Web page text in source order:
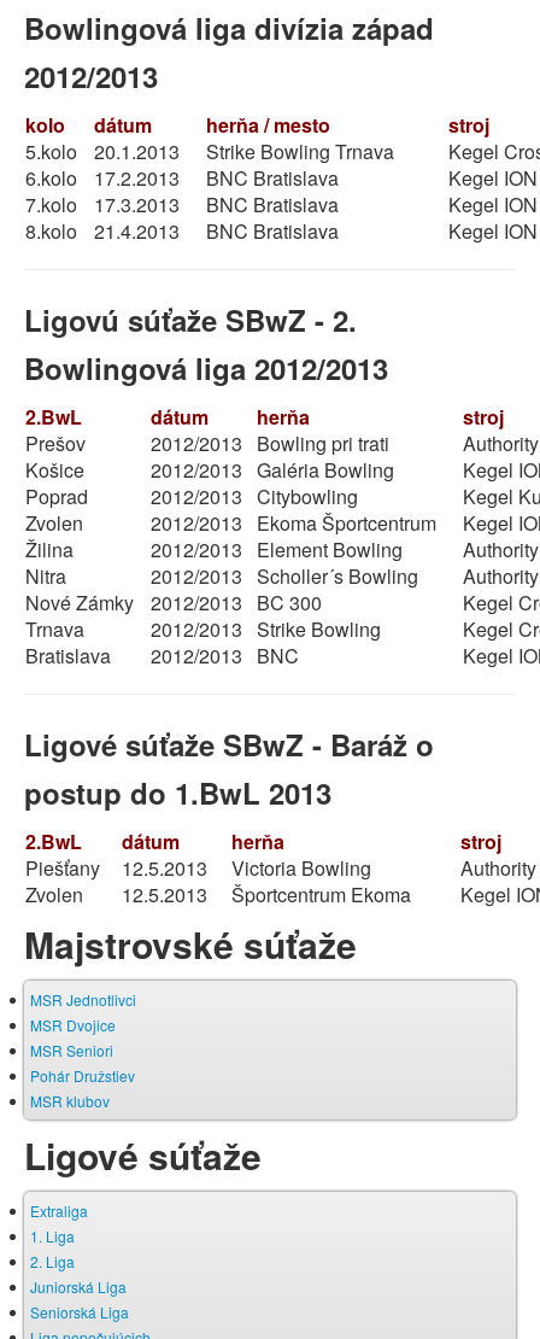
Bowlingová liga divízia západ
2012/2013
kolo dátum herňa / mesto
stroj
5.kolo
20.1.2013 Strike Bowling Trnava
Kegel
6.kolo
17.2.2013 BNC Bratislava
Kegel ION
7.kolo
17.3.2013 BNC Bratislava
Kegel ION
8.kolo
21.4.2013 BNC Bratislava Kegel ION
Ligovú súťaže SBwZ - 2.
Bowlingová liga 2012/2013
2.BwL dátum herňa
stroj
Prešov
2012/2013 Bowling pri trati
Košice
2012/2013 Galéria Bowling
Kegel
Poprad
2012/2013 Citybowling
Kegel
Zvolen
2012/2013 Ekoma Športcentrum
Kegel
Žilina
2012/2013 Element Bowling
Nitra
2012/2013 Scholler´s Bowling
Nové Zámky
2012/2013 BC 300
Kegel
Trnava
2012/2013 Strike Bowling
Kegel
Bratislava
2012/2013 BNC Kegel
Ligové súťaže SBwZ - Baráž o
postup do 1.BwL 2013
2.BwL dátum herňa
stroj
Piešťany
12.5.2013 Victoria Bowling
Zvolen
12.5.2013 Športcentrum Ekoma Kegel
Majstrovské súťaže
MSR Jednotlivci
MSR Dvojice
MSR Seniori
Pohár Družstiev
MSR klubov
Ligové súťaže
Extraliga
1. Liga
2. Liga
Juniorská Liga
Seniorská Liga